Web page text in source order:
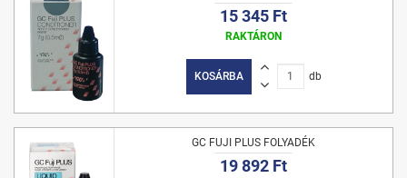
15 345 Ft
RAKTÁRON
KOSÁRBA db
GC FUJI PLUS FOLYADÉK
19 892 Ft